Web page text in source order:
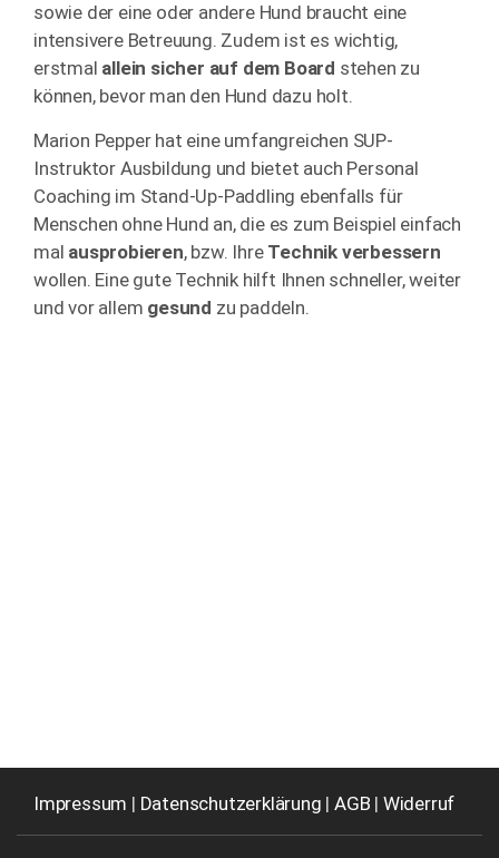
sowie der eine oder andere Hund braucht eine
intensivere Betreuung. Zudem ist es wichtig,
erstmal allein sicher auf dem Board stehen zu
können, bevor man den Hund dazu holt.
Marion Pepper hat eine umfangreichen SUP-
Instruktor Ausbildung und bietet auch Personal
Coaching im Stand-Up-Paddling ebenfalls für
Menschen ohne Hund an, die es zum Beispiel einfach
mal ausprobieren, bzw. Ihre Technik verbessern
wollen. Eine gute Technik hilft Ihnen schneller, weiter
und vor allem gesund zu paddeln.
Impressum | Datenschutzerklärung |AGB | Widerruf